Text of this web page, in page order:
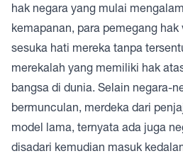
hak negara yang mulai
kemapanan, para pemegang
sesuka hati mereka tanpa
merekalah yang memiliki hak
bangsa di dunia. Selain negara-
bermunculan, merdeka dari
model lama, ternyata ada juga
disadari kemudian masuk